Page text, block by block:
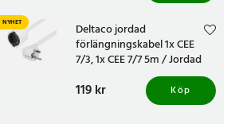
NYHET
Deltaco jordad
förlängningskabel 1x CEE
7/3, 1x CEE 7/7 5m / Jordad
Pris :119 kr
119 kr Köp